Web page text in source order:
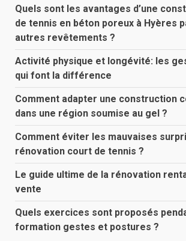
Quels sont les avantages d’une
de tennis en béton poreux à Hyères
autres revêtements ?
Activité physique et longévité: les
qui font la différence
Comment adapter une construction
dans une région soumise au gel ?
Comment éviter les mauvaises
rénovation court de tennis ?
Le guide ultime de la rénovation
vente
Quels exercices sont proposés
formation gestes et postures ?